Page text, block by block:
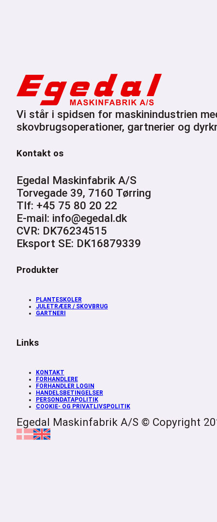
Vi står i spidsen for maskinindustrien
skovbrugsoperationer, gartnerier og
Kontakt os
Egedal Maskinfabrik A/S
Torvegade 39, 7160 Tørring
Tlf: +45 75 80 20 22
E-mail: info@egedal.dk
CVR: DK76234515
Eksport SE: DK16879339
Produkter
PLANTESKOLER
JULETRÆER / SKOVBRUG
GARTNERI
Links
KONTAKT
FORHANDLERE
FORHANDLER LOGIN
HANDELSBETINGELSER
PERSONDATAPOLITIK
COOKIE- OG PRIVATLIVSPOLITIK
Egedal Maskinfabrik A/S © Copyright